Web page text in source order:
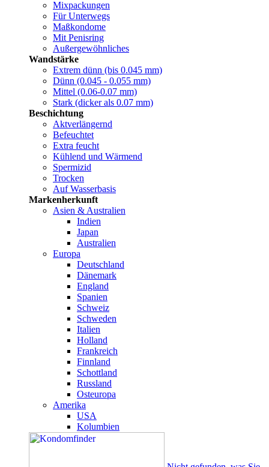
Mixpackungen
Für Unterwegs
Maßkondome
Mit Penisring
Außergewöhnliches
Wandstärke
Extrem dünn (bis 0.045 mm)
Dünn (0.045 - 0.055 mm)
Mittel (0.06-0.07 mm)
Stark (dicker als 0.07 mm)
Beschichtung
Aktverlängernd
Befeuchtet
Extra feucht
Kühlend und Wärmend
Spermizid
Trocken
Auf Wasserbasis
Markenherkunft
Asien & Australien
Indien
Japan
Australien
Europa
Deutschland
Dänemark
England
Spanien
Schweiz
Schweden
Italien
Holland
Frankreich
Finnland
Schottland
Russland
Osteuropa
Amerika
USA
Kolumbien